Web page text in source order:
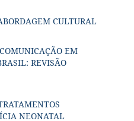
CULTURAL
EM
REVISÃO
NEONATAL